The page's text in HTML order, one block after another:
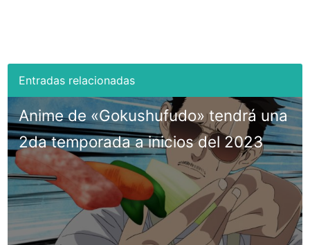
Anime de «Gokushufudo» tendrá una
2da temporada a inicios del 2023